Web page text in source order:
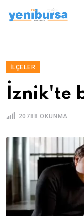
İLÇELER
İznik'te
20788 OKUNMA